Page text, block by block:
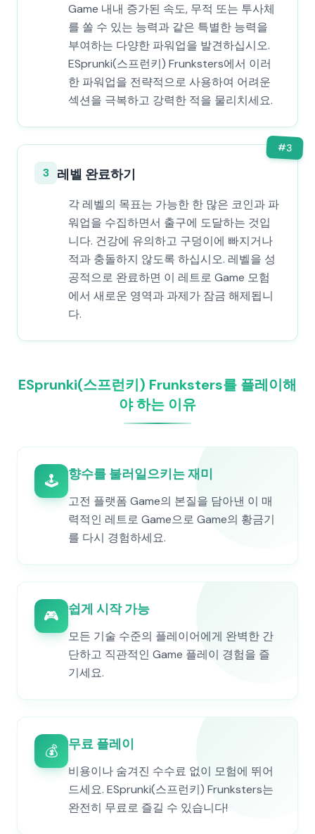
Game 내내 증가된 속도, 무적 또는 투사체
를 쏠 수 있는 능력과 같은 특별한 능력을
부여하는 다양한 파워업을 발견하십시오.
ESprunki(스프런키) Frunksters에서 이러
한 파워업을 전략적으로 사용하여 어려운
섹션을 극복하고 강력한 적을 물리치세요.
#3
3 레벨 완료하기
각 레벨의 목표는 가능한 한 많은 코인과 파
워업을 수집하면서 출구에 도달하는 것입
니다. 건강에 유의하고 구덩이에 빠지거나
적과 충돌하지 않도록 하십시오. 레벨을 성
공적으로 완료하면 이 레트로 Game 모험
에서 새로운 영역과 과제가 잠금 해제됩니
다.
ESprunki(스프런키) Frunksters를 플레이해
야 하는 이유
🕹️ 향수를 불러일으키는 재미
고전 플랫폼 Game의 본질을 담아낸 이 매
력적인 레트로 Game으로 Game의 황금기
를 다시 경험하세요.
🎮 쉽게 시작 가능
모든 기술 수준의 플레이어에게 완벽한 간
단하고 직관적인 Game 플레이 경험을 즐
기세요.
💰 무료 플레이
비용이나 숨겨진 수수료 없이 모험에 뛰어
드세요. ESprunki(스프런키) Frunksters는
완전히 무료로 즐길 수 있습니다!